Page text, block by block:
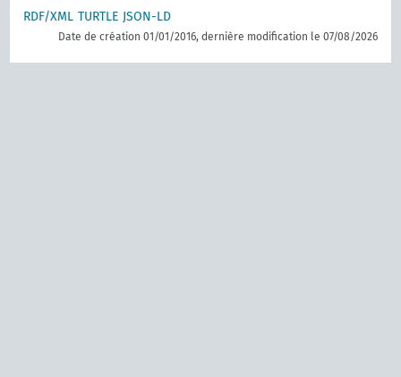
RDF/XML TURTLE JSON-LD
Date de création 01/01/2016, dernière modification le 07/08/2026